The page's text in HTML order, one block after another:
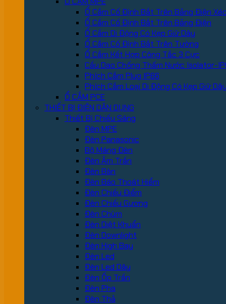
Ổ Cắm Cố Định Bắt Trên Bảng Điện
Ổ Cắm Cố Định Bắt Trên Bảng Điện
Ổ Cắm Di Động Có Kẹp Giữ Dây
Ổ Cắm Cố Định Bắt Trên Tường
Ổ Cắm Kết Hợp Công Tắc 3 Cực
Cầu Dao Chống Thấm Nước Isolator-
Phích Cắm Plug IP66
Phích Cắm Loại Di Động Có Kẹp Giữ
Ổ CẮM PCE
THIẾT BỊ ĐIỆN DÂN DỤNG
Thiết Bị Chiếu Sáng
Đèn MPE
Đèn Panasonic
Bộ Máng Đèn
Đèn Âm Trần
Đèn Bàn
Đèn Báo Thoát Hiểm
Đèn Chiếu Điểm
Đèn Chiếu Gương
Đèn Chùm
Đèn Diệt Khuẩn
Đèn Downlight
Đèn High Bay
Đèn Led
Đèn Led Dây
Đèn Ốp Trần
Đèn Pha
Đèn Thả